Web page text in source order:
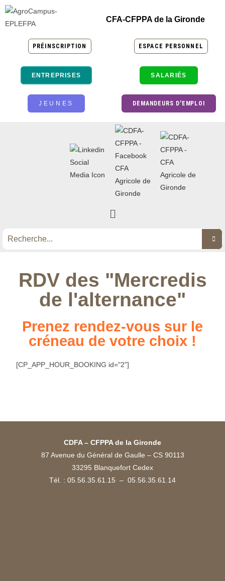
CFA-CFPPA de la Gironde
PRÉINSCRIPTION ESPACE PERSONNEL
ENTREPRISES SALARIÉS
JEUNES DEMANDEURS D'EMPLOI
RDV des "Mercredis
de l'alternance"
Prenez rendez-vous sur le
créneau de votre choix !
[CP_APP_HOUR_BOOKING id="2"]
CDFA – CFPPA de la Gironde
87 Avenue du Général de Gaulle – CS 90113
33295 Blanquefort Cedex
Tél. : 05.56.35.61.15 – 05.56.35.61.14